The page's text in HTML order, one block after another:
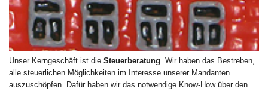
Unser Kerngeschäft ist die Steuerberatung . Wir haben das Bestreben,
alle steuerlichen Möglichkeiten im Interesse unserer Mandanten
auszuschöpfen. Dafür haben wir das notwendige Know-How über den